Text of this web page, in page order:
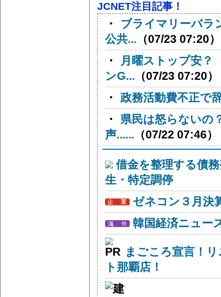
JCNET注目記事！
・
ブライマリーバ
公共... （07/23 07:20）
・
月曜ストップ安？
ンG... （07/23 07:20）
・ 政務活動費不正で
・
県民は怒らないの
声...... （07/22 07:46）
借金を整理する債
生・特定調停
ゼネコン３月決
韓国経済ニュー
まごころ宣言！
ト那覇店！